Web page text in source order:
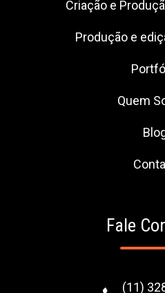
Criação e
Produção e
Quem
Fale
(11)